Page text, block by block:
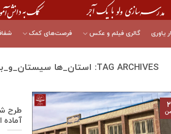
یاوری گالری فیلم و عکس فرصت‌های کمک
TAG ARCHIVES: استان_ها
آماده